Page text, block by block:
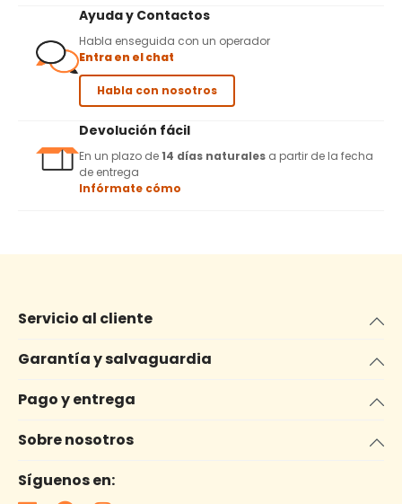
Ayuda y Contactos
Habla enseguida con un operador
Entra en el chat
Habla con nosotros
Devolución fácil
En un plazo de14 días naturales a partir de la fecha
de entrega
Infórmate cómo
Servicio al cliente
Garantía y salvaguardia
Pago y entrega
Sobre nosotros
Síguenos en: